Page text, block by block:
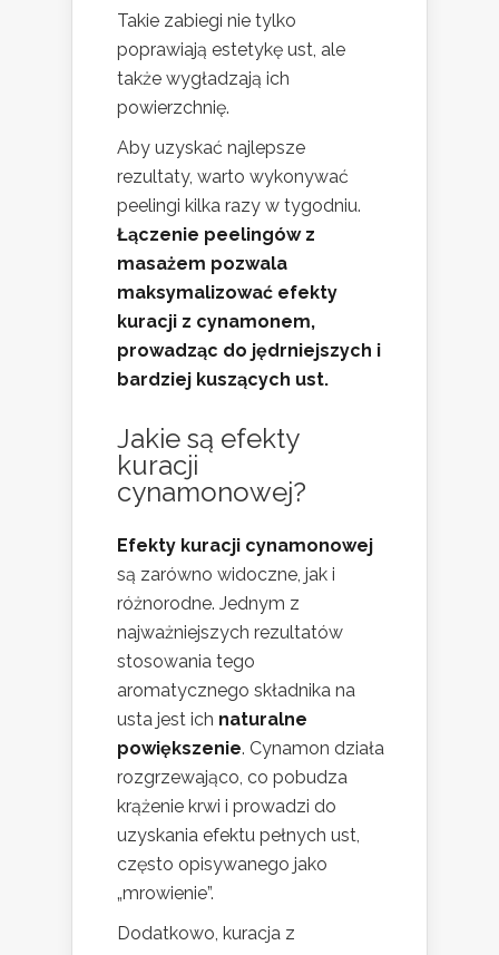
Takie zabiegi nie tylko
poprawiają estetykę ust, ale
także wygładzają ich
powierzchnię.
Aby uzyskać najlepsze
rezultaty, warto wykonywać
peelingi kilka razy w tygodniu.
Łączenie peelingów z
masażem pozwala
maksymalizować efekty
kuracji z cynamonem,
prowadząc do jędrniejszych i
bardziej kuszących ust.
Jakie są efekty
kuracji
cynamonowej?
Efekty kuracji cynamonowej
są zarówno widoczne, jak i
różnorodne. Jednym z
najważniejszych rezultatów
stosowania tego
aromatycznego składnika na
usta jest ich naturalne
powiększenie. Cynamon działa
rozgrzewająco, co pobudza
krążenie krwi i prowadzi do
uzyskania efektu pełnych ust,
często opisywanego jako
„mrowienie”.
Dodatkowo, kuracja z